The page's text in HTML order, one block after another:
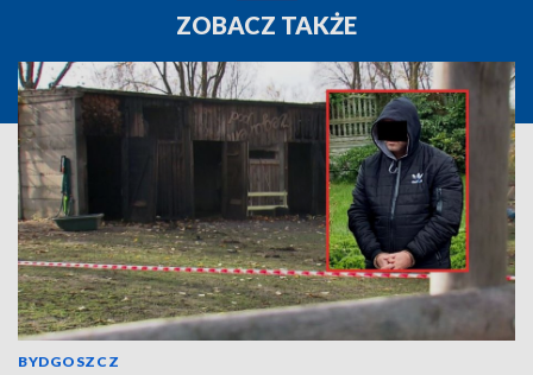
ZOBACZ TAKŻE
BYDGOSZCZ